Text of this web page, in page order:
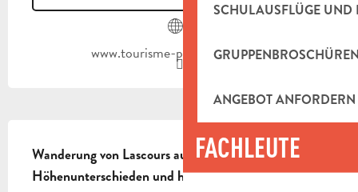
SCHULAUSFLÜGE UND
ANGEBOT ANFORDERN
FACHLEUTE
www.tourisme-paysdaubagne.fr
Wanderung von Lascours aus mit
Höhenunterschieden und herrlichen Ausblicken.